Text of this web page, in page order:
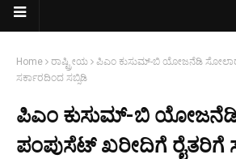
Home ರಾಷ್ಟ್ರೀಯ
ಪಿಎಂ ಕುಸುಮ್-ಬಿ ಯೋಜನೆಡಿ
ಸರ್ಕಾರದಿಂದ ಸಬ್ಸಿಡಿ
ಪಿಎಂ ಕುಸುಮ್-ಬಿ
ಪಂಪುಸೆಟ್ ಖರೀದಿಗೆ ರೈತರಿಗೆ